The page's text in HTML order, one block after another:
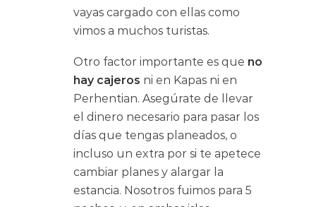
vayas cargado con ellas como
vimos a muchos turistas.
Otro factor importante es que no
hay cajeros ni en Kapas ni en
Perhentian. Asegúrate de llevar
el dinero necesario para pasar los
días que tengas planeados, o
incluso un extra por si te apetece
cambiar planes y alargar la
estancia. Nosotros fuimos para 5